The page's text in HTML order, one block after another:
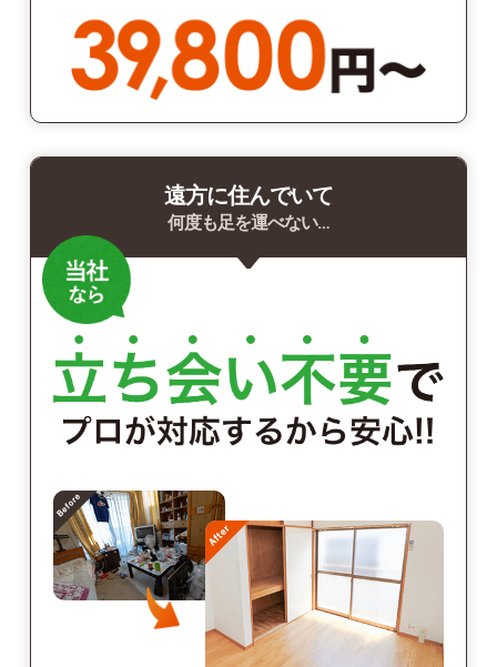
遠方に住んでいて
何度も足を運べない…